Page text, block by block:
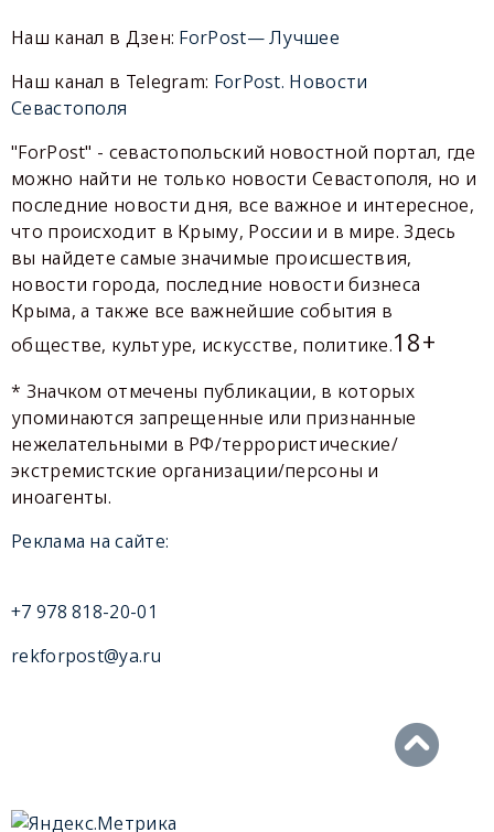
Наш канал в Дзен: ForPost— Лучшее
Наш канал в Telegram: ForPost. Новости
Севастополя
"ForPost" - севастопольский новостной портал, где
можно найти не только новости Севастополя, но и
последние новости дня, все важное и интересное,
что происходит в Крыму, России и в мире. Здесь
вы найдете самые значимые происшествия,
новости города, последние новости бизнеса
Крыма, а также все важнейшие события в
обществе, культуре, искусстве, политике.18+
* Значком отмечены публикации, в которых
упоминаются запрещенные или признанные
нежелательными в РФ/террористические/
экстремистские организации/персоны и
иноагенты.
Реклама на сайте:
+7 978 818-20-01
rekforpost@ya.ru